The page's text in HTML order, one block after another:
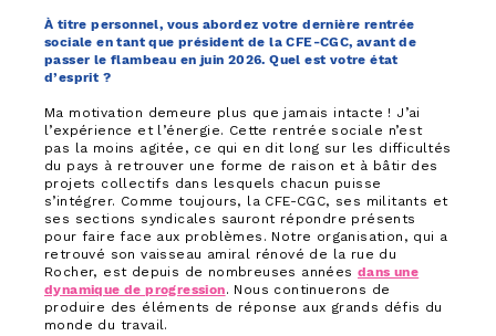
À titre personnel, vous abordez votre dernière rentrée
sociale en tant que président de la CFE-CGC, avant de
passer le flambeau en juin 2026. Quel est votre état
d’esprit ?
Ma motivation demeure plus que jamais intacte ! J’ai
l’expérience et l’énergie. Cette rentrée sociale n’est
pas la moins agitée, ce qui en dit long sur les difficultés
du pays à retrouver une forme de raison et à bâtir des
projets collectifs dans lesquels chacun puisse
s’intégrer. Comme toujours, la CFE-CGC, ses militants et
ses sections syndicales sauront répondre présents
pour faire face aux problèmes. Notre organisation, qui a
retrouvé son vaisseau amiral rénové de la rue du
Rocher, est depuis de nombreuses années dans une
dynamique de progression. Nous continuerons de
produire des éléments de réponse aux grands défis du
monde du travail.